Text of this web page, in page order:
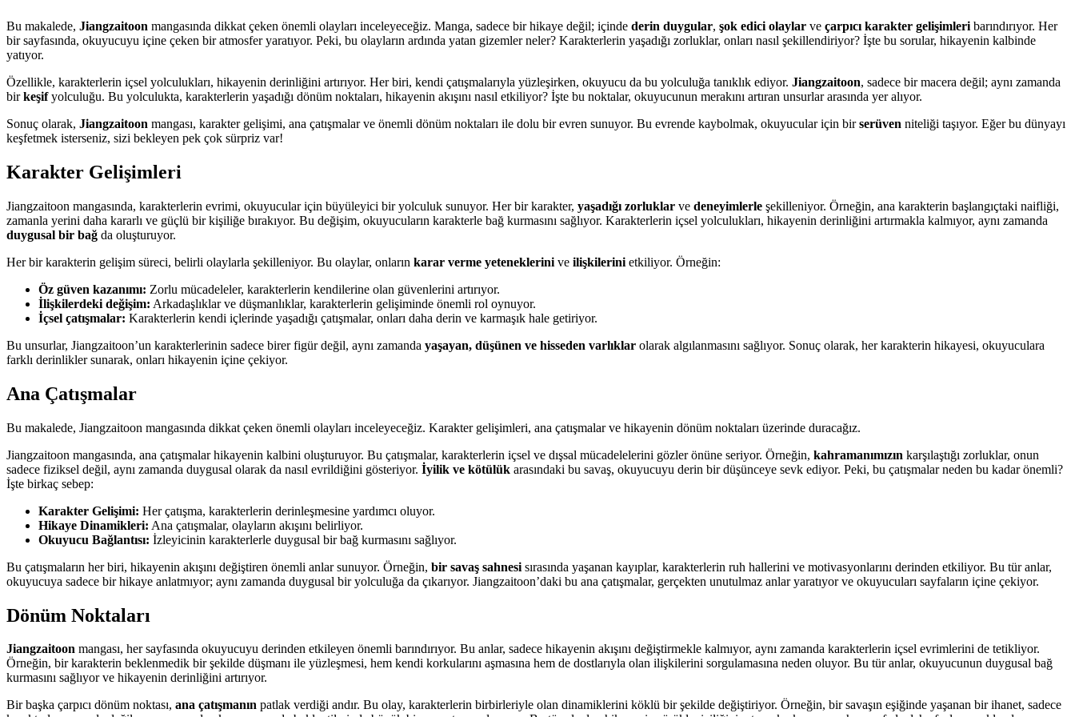
Bu makalede, Jiangzaitoon mangasında dikkat çeken önemli olayları inceleyeceğiz. Manga, sadece bir hikaye değil; içinde derin duygular, şok edici olaylar ve çarpıcı karakter gelişimleri barındırıyor. Her
bir sayfasında, okuyucuyu içine çeken bir atmosfer yaratıyor. Peki, bu olayların ardında yatan gizemler neler? Karakterlerin yaşadığı zorluklar, onları nasıl şekillendiriyor? İşte bu sorular, hikayenin kalbinde
yatıyor.
Özellikle, karakterlerin içsel yolculukları, hikayenin derinliğini artırıyor. Her biri, kendi çatışmalarıyla yüzleşirken, okuyucu da bu yolculuğa tanıklık ediyor. Jiangzaitoon, sadece bir macera değil; aynı zamanda
birkeşifyolculuğu. Bu yolculukta, karakterlerin yaşadığı dönüm noktaları, hikayenin akışını nasıl etkiliyor? İşte bu noktalar, okuyucunun merakını artıran unsurlar arasında yer alıyor.
Sonuç olarak, Jiangzaitoon mangası, karakter gelişimi, ana çatışmalar ve önemli dönüm noktaları ile dolu bir evren sunuyor. Bu evrende kaybolmak, okuyucular için birserüven niteliği taşıyor. Eğer bu dünyayı
keşfetmek isterseniz, sizi bekleyen pek çok sürpriz var!
Karakter Gelişimleri
Jiangzaitoon mangasında, karakterlerin evrimi, okuyucular için büyüleyici bir yolculuk sunuyor. Her bir karakter, yaşadığı zorluklar ve deneyimlerle şekilleniyor. Örneğin, ana karakterin başlangıçtaki naifliği,
zamanla yerini daha kararlı ve güçlü bir kişiliğe bırakıyor. Bu değişim, okuyucuların karakterle bağ kurmasını sağlıyor. Karakterlerin içsel yolculukları, hikayenin derinliğini artırmakla kalmıyor, aynı zamanda
duygusal bir bağ da oluşturuyor.
Her bir karakterin gelişim süreci, belirli olaylarla şekilleniyor. Bu olaylar, onların karar verme yeteneklerini ve ilişkilerini etkiliyor. Örneğin:
Öz güven kazanımı: Zorlu mücadeleler, karakterlerin kendilerine olan güvenlerini artırıyor.
İlişkilerdeki değişim: Arkadaşlıklar ve düşmanlıklar, karakterlerin gelişiminde önemli rol oynuyor.
İçsel çatışmalar: Karakterlerin kendi içlerinde yaşadığı çatışmalar, onları daha derin ve karmaşık hale getiriyor.
Bu unsurlar, Jiangzaitoon’un karakterlerinin sadece birer figür değil, aynı zamanda yaşayan, düşünen ve hisseden varlıklar olarak algılanmasını sağlıyor. Sonuç olarak, her karakterin hikayesi, okuyuculara
farklı derinlikler sunarak, onları hikayenin içine çekiyor.
Ana Çatışmalar
Bu makalede, Jiangzaitoon mangasında dikkat çeken önemli olayları inceleyeceğiz. Karakter gelişimleri, ana çatışmalar ve hikayenin dönüm noktaları üzerinde duracağız.
Jiangzaitoon mangasında, ana çatışmalar hikayenin kalbini oluşturuyor. Bu çatışmalar, karakterlerin içsel ve dışsal mücadelelerini gözler önüne seriyor. Örneğin, kahramanımızın karşılaştığı zorluklar, onun
sadece fiziksel değil, aynı zamanda duygusal olarak da nasıl evrildiğini gösteriyor. İyilik ve kötülük arasındaki bu savaş, okuyucuyu derin bir düşünceye sevk ediyor. Peki, bu çatışmalar neden bu kadar önemli?
İşte birkaç sebep:
Karakter Gelişimi: Her çatışma, karakterlerin derinleşmesine yardımcı oluyor.
Hikaye Dinamikleri: Ana çatışmalar, olayların akışını belirliyor.
Okuyucu Bağlantısı: İzleyicinin karakterlerle duygusal bir bağ kurmasını sağlıyor.
Bu çatışmaların her biri, hikayenin akışını değiştiren önemli anlar sunuyor. Örneğin, bir savaş sahnesi sırasında yaşanan kayıplar, karakterlerin ruh hallerini ve motivasyonlarını derinden etkiliyor. Bu tür anlar,
okuyucuya sadece bir hikaye anlatmıyor; aynı zamanda duygusal bir yolculuğa da çıkarıyor. Jiangzaitoon’daki bu ana çatışmalar, gerçekten unutulmaz anlar yaratıyor ve okuyucuları sayfaların içine çekiyor.
Dönüm Noktaları
Jiangzaitoon mangası, her sayfasında okuyucuyu derinden etkileyen önemli barındırıyor. Bu anlar, sadece hikayenin akışını değiştirmekle kalmıyor, aynı zamanda karakterlerin içsel evrimlerini de tetikliyor.
Örneğin, bir karakterin beklenmedik bir şekilde düşmanı ile yüzleşmesi, hem kendi korkularını aşmasına hem de dostlarıyla olan ilişkilerini sorgulamasına neden oluyor. Bu tür anlar, okuyucunun duygusal bağ
kurmasını sağlıyor ve hikayenin derinliğini artırıyor.
Bir başka çarpıcı dönüm noktası, ana çatışmanın patlak verdiği andır. Bu olay, karakterlerin birbirleriyle olan dinamiklerini köklü bir şekilde değiştiriyor. Örneğin, bir savaşın eşiğinde yaşanan bir ihanet, sadece